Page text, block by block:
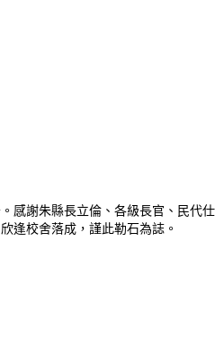
謝朱縣長立倫、各級長官、民
逢校舍落成，謹此勒石為誌。